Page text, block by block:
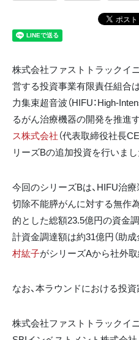
株式会社ファストトラックイニ
営する投資事業有限責任組合
力集束超音波（HIFU：High-
るがん治療機器の開発を推進
ス株式会社（代表取締役社長
リーズBの追加投資を行いまし
今回のシリーズBは、HIFU治療
切除不能膵がんに対する無作
的とした総額23.5億円の資金
計資金調達額は約31億円（助成
村紘子がシリーズAから社外
なお、本ラウンドにおける投
株式会社ファストトラックイ